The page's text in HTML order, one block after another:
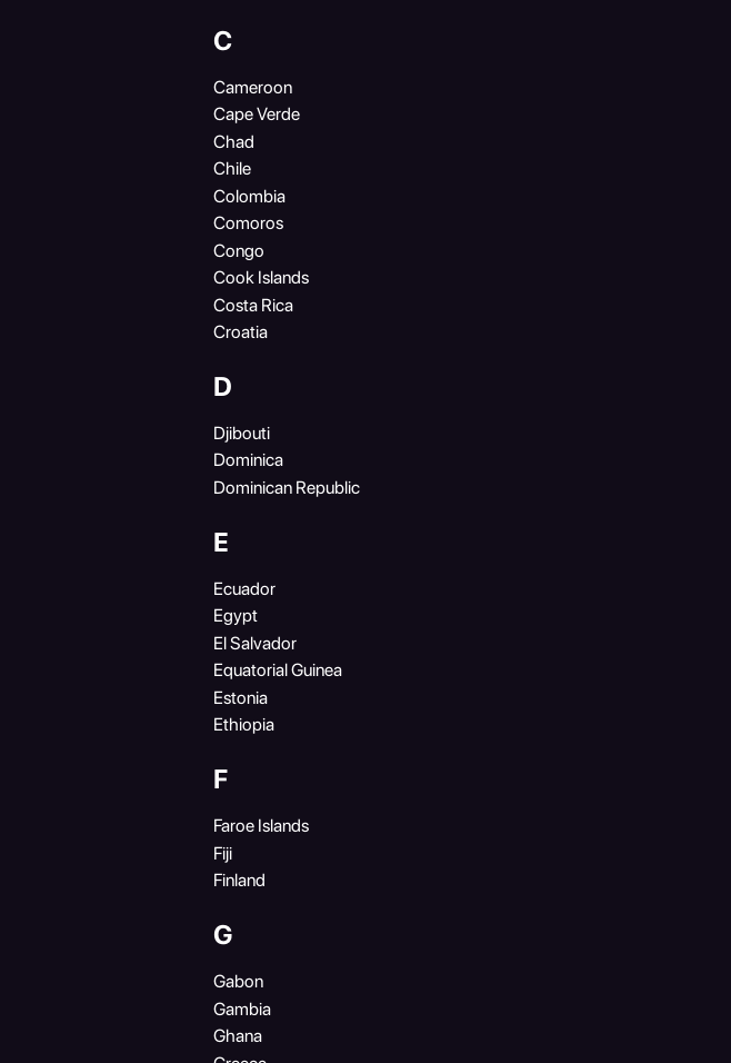
C
Cameroon
Cape Verde
Chad
Chile
Colombia
Comoros
Congo
Cook Islands
Costa Rica
Croatia
D
Djibouti
Dominica
Dominican Republic
E
Ecuador
Egypt
El Salvador
Equatorial Guinea
Estonia
Ethiopia
F
Faroe Islands
Fiji
Finland
G
Gabon
Gambia
Ghana